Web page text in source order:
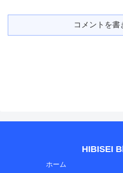
コメントを書
HIBISEI
ホーム